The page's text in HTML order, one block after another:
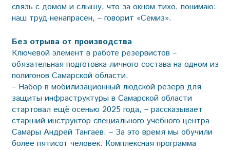
связь с домом и слышу, что за окном тихо, понимаю:
наш труд ненапрасен, – говорит «Семиз».
Без отрыва от производства
Ключевой элемент в работе резервистов –
обязательная подготовка личного состава на одном из
полигонов Самарской области.
– Набор в мобилизационный людской резерв для
защиты инфраструктуры в Самарской области
стартовал ещё осенью 2025 года, – рассказывает
старший инструктор специального учебного центра
Самары Андрей Тангаев. – За это время мы обучили
более пятисот человек. Комплексная программа